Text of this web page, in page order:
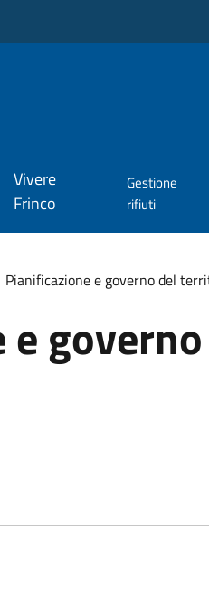
Vivere
Frinco
Gestione
rifiuti
Pianificazione e governo del